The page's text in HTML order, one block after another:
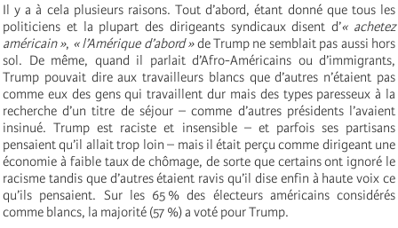
Il y a à cela plusieurs raisons. Tout d’abord, étant donné que tous les
politiciens et la plupart des dirigeants syndicaux disent d’« achetez
américain », « l’Amérique d’abord »de Trump ne semblait pas aussi hors
sol. De même, quand il parlait d’Afro-Américains ou d’immigrants,
Trump pouvait dire aux travailleurs blancs que d’autres n’étaient pas
comme eux des gens qui travaillent dur mais des types paresseux à la
recherche d’un titre de séjour – comme d’autres présidents l’avaient
insinué. Trump est raciste et insensible – et parfois ses partisans
pensaient qu’il allait trop loin – mais il était perçu comme dirigeant une
économie à faible taux de chômage, de sorte que certains ont ignoré le
racisme tandis que d’autres étaient ravis qu’il dise enfin à haute voix ce
qu’ils pensaient. Sur les 65 % des électeurs américains considérés
comme blancs, la majorité (57 %) a voté pour Trump.